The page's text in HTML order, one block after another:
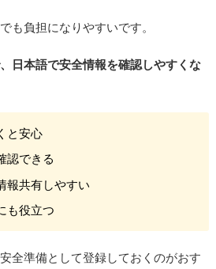
も負担になりやすいです。
日本語で安全情報を確認しやすくな
と安心
認できる
報共有しやすい
も役立つ
全準備として登録しておくのがおす